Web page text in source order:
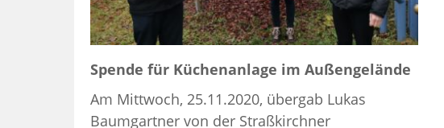
Spende für Küchenanlage im Außengelände
Am Mittwoch, 25.11.2020, übergab Lukas
Baumgartner von der Straßkirchner